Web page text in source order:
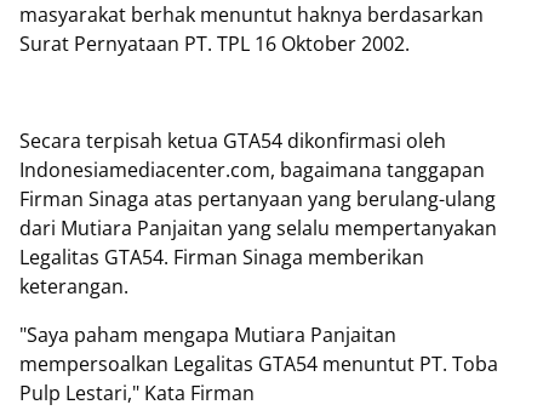
masyarakat berhak menuntut haknya berdasarkan
Surat Pernyataan PT. TPL 16 Oktober 2002.
Secara terpisah ketua GTA54 dikonfirmasi oleh
Indonesiamediacenter.com, bagaimana tanggapan
Firman Sinaga atas pertanyaan yang berulang-ulang
dari Mutiara Panjaitan yang selalu mempertanyakan
Legalitas GTA54. Firman Sinaga memberikan
keterangan.
"Saya paham mengapa Mutiara Panjaitan
mempersoalkan Legalitas GTA54 menuntut PT. Toba
Pulp Lestari," Kata Firman